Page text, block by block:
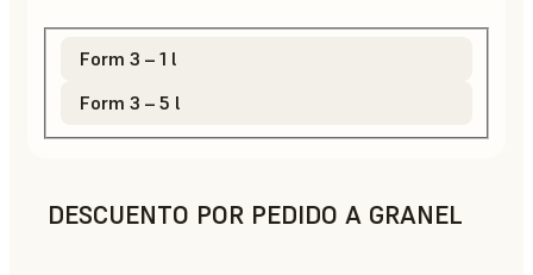
Form 3 – 1 l
Form 3 – 5 l
DESCUENTO POR PEDIDO A GRANEL